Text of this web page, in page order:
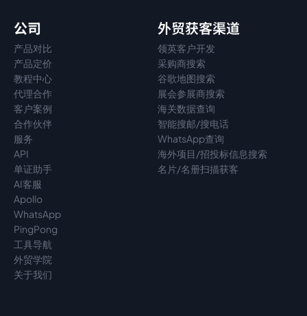
公司
产品对比
产品定价
教程中心
代理合作
客户案例
合作伙伴
服务
API
单证助手
AI客服
Apollo
WhatsApp
PingPong
工具导航
外贸学院
关于我们
外贸获客渠道
领英客户开发
采购商搜索
谷歌地图搜索
展会参展商搜索
海关数据查询
智能搜邮/搜电话
WhatsApp查询
海外项目/招投标信息搜索
名片/名册扫描获客